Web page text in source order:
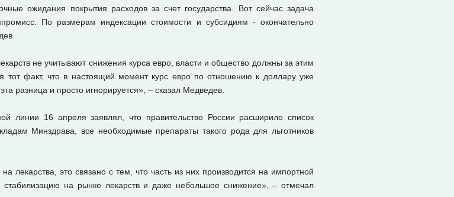
ожидания покрытия расходов за счет государства. Вот сейчас задача
По размерам индексации стоимости и субсидиям - окончательно
не учитывают снижения курса евро, власти и общество должны за этим
тот факт, что в настоящий момент курс евро по отношению к доллару уже
разница и просто игнорируется», – сказал Медведев.
линии 16 апреля заявлял, что правительство России расширило список
Минздрава, все необходимые препараты такого рода для льготников
лекарства, это связано с тем, что часть из них производится на импортной
на рынке лекарств и даже небольшое снижение», – отмечал